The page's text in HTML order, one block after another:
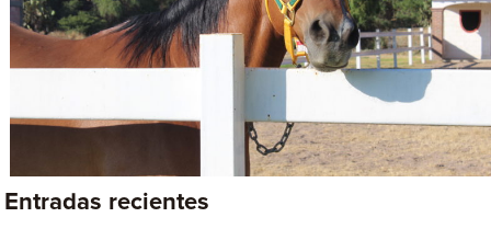
Entradas recientes